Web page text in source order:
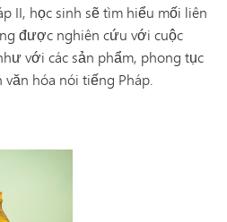
II, học sinh sẽ tìm hiểu mối liên
được nghiên cứu với cuộc
với các sản phẩm, phong tục
văn hóa nói tiếng Pháp.